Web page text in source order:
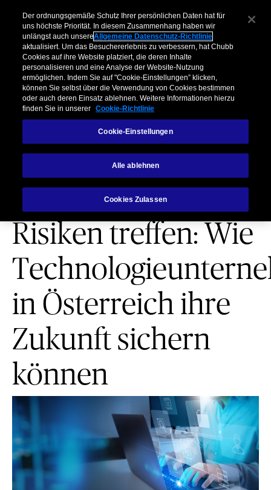
Unternehmen​
Menu
Makler Privatkunden & Partner​ Kooperationen
BRANCHENEINBLICK
Wenn
Innovationen auf
Risiken treffen: Wie
in Österreich ihre
Zukunft sichern
können
Der ordnungsgemäße Schutz Ihrer persönlichen Daten hat für
uns höchste Priorität. In diesem Zusammenhang haben wir
unlängst auch unsereAllgemeine Datenschutz-Richtlinie
aktualisiert. Um das Besuchererlebnis zu verbessern, hat Chubb
Cookies auf ihre Website platziert, die deren Inhalte
personalisieren und eine Analyse der Website-Nutzung
ermöglichen. Indem Sie auf "Cookie-Einstellungen” klicken,
können Sie selbst über die Verwendung von Cookies bestimmen
oder auch deren Einsatz ablehnen. Weitere Informationen hierzu
finden Sie in unserer Cookie-Richtlinie
Cookie-Einstellungen
Alle ablehnen
Cookies Zulassen